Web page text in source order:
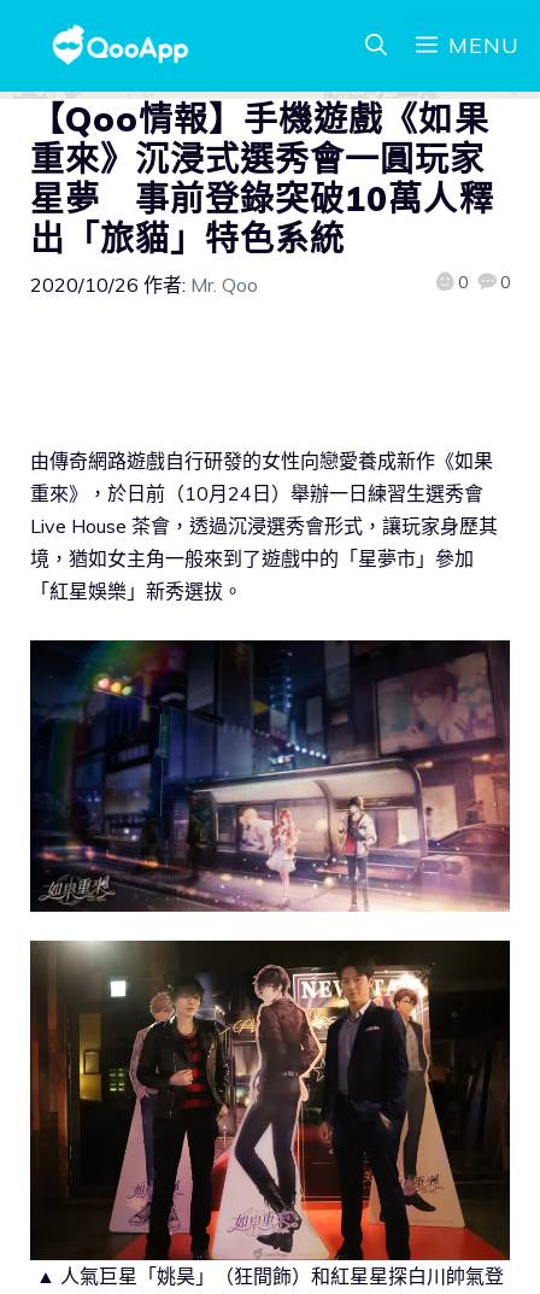
MENU
【Qoo情報】手機遊戲《如果
重來》沉浸式選秀會一圓玩家
星夢 事前登錄突破10萬人釋
出「旅貓」特色系統
2020/10/26 作者: Mr. Qoo 0 0
由傳奇網路遊戲自行研發的女性向戀愛養成新作《如果
重來》，於日前（10月24日）舉辦一日練習生選秀會
Live House 茶會，透過沉浸選秀會形式，讓玩家身歷其
境，猶如女主角一般來到了遊戲中的「星夢市」參加
「紅星娛樂」新秀選拔。
▲ 人氣巨星「姚昊」（狂間飾）和紅星星探白川帥氣登